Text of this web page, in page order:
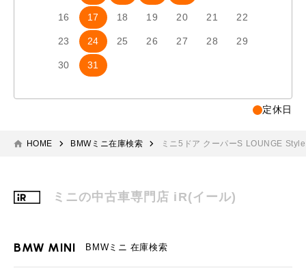
16 17 18 19 20 21 22
23 24 25 26 27 28 29
30 31
定休日
HOME BMWミニ在庫検索 ミニ5ドア クーパーS LOUNGE
ミニの中古車専門店 iR(イール)
BMW MINI BMWミニ 在庫検索